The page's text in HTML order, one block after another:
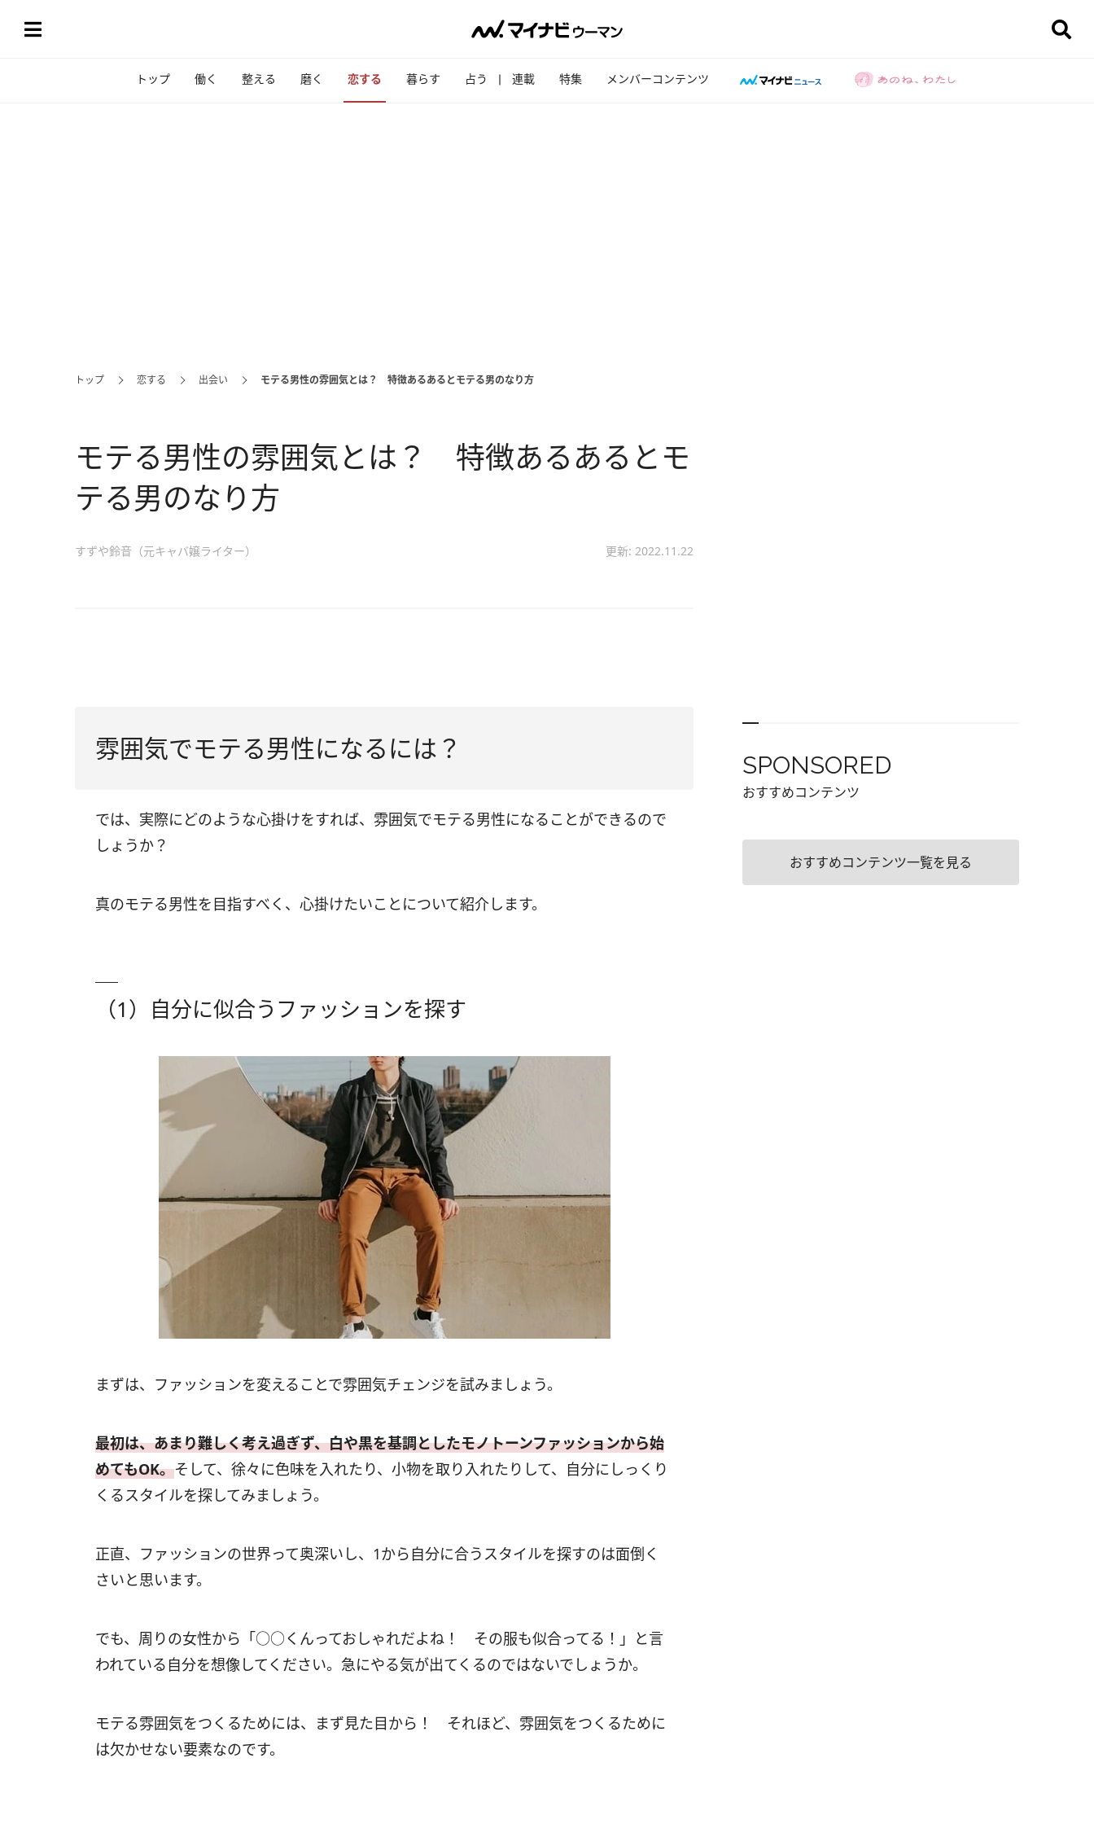
トップ 働く 整える 磨く 恋する 暮らす 占う 連載 特集 メンバーコンテンツ
トップ 恋する 出会い モテる男性の雰囲気とは？ 特徴あるあるとモテる男のなり方
モテる男性の雰囲気とは？ 特徴あるあるとモ
テる男のなり方
すずや鈴音（元キャバ嬢ライター） 更新: 2022.11.22
雰囲気でモテる男性になるには？
では、実際にどのような心掛けをすれば、雰囲気でモテる男性になることができるので
しょうか？
真のモテる男性を目指すべく、心掛けたいことについて紹介します。
（1）自分に似合うファッションを探す
まずは、ファッションを変えることで雰囲気チェンジを試みましょう。
最初は、あまり難しく考え過ぎず、白や黒を基調としたモノトーンファッションから始
めてもOK。そして、徐々に色味を入れたり、小物を取り入れたりして、自分にしっくり
くるスタイルを探してみましょう。
正直、ファッションの世界って奥深いし、1から自分に合うスタイルを探すのは面倒く
さいと思います。
でも、周りの女性から「○○くんっておしゃれだよね！ その服も似合ってる！」と言
われている自分を想像してください。急にやる気が出てくるのではないでしょうか。
モテる雰囲気をつくるためには、まず見た目から！ それほど、雰囲気をつくるために
は欠かせない要素なのです。
SPONSORED
おすすめコンテンツ
おすすめコンテンツ一覧を見る